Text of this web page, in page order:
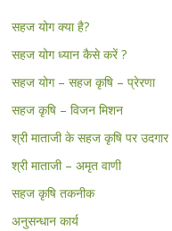
सहज योग क्या है?
सहज योग ध्यान कैसे करें ?
सहज योग – सहज कृषि – प्रेरणा
सहज कृषि – विजन मिशन
श्री माताजी के सहज कृषि पर उदगार
श्री माताजी – अमृत वाणी
सहज कृषि तकनीक
अनुसन्धान कार्य